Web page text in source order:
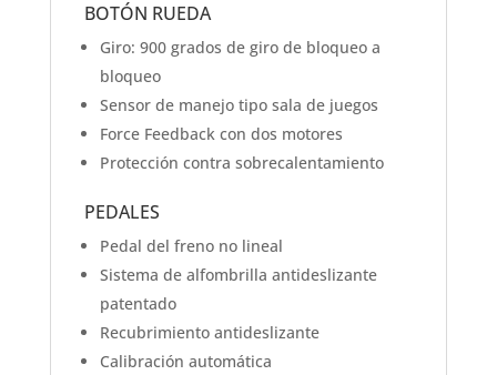
BOTÓN RUEDA
Giro: 900 grados de giro de bloqueo a
bloqueo
Sensor de manejo tipo sala de juegos
Force Feedback con dos motores
Protección contra sobrecalentamiento
PEDALES
Pedal del freno no lineal
Sistema de alfombrilla antideslizante
patentado
Recubrimiento antideslizante
Calibración automática